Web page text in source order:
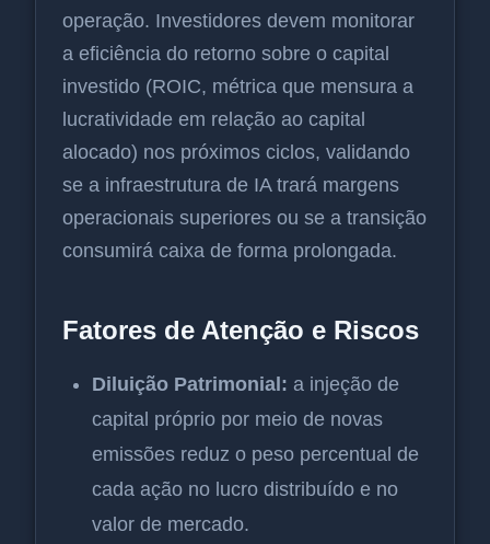
operação. Investidores devem monitorar
a eficiência do retorno sobre o capital
investido (ROIC, métrica que mensura a
lucratividade em relação ao capital
alocado) nos próximos ciclos, validando
se a infraestrutura de IA trará margens
operacionais superiores ou se a transição
consumirá caixa de forma prolongada.
Fatores de Atenção e Riscos
Diluição Patrimonial: a injeção de
capital próprio por meio de novas
emissões reduz o peso percentual de
cada ação no lucro distribuído e no
valor de mercado.